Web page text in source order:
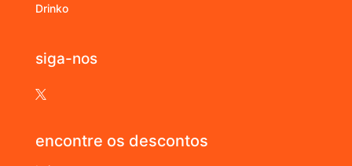
Drinko
siga-nos

encontre os descontos